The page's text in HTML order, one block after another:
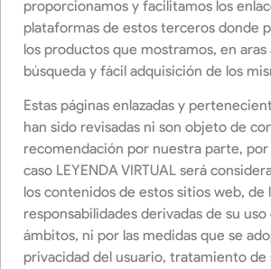
proporcionamos y facilitamos los
plataformas de estos terceros donde
los productos que mostramos, en aras
búsqueda y fácil adquisición de los
Estas páginas enlazadas y
han sido revisadas ni son objeto de
recomendación por nuestra parte,
caso LEYENDA VIRTUAL será
los contenidos de estos sitios web, de
responsabilidades derivadas de su
ámbitos, ni por las medidas que se
privacidad del usuario, tratamiento de